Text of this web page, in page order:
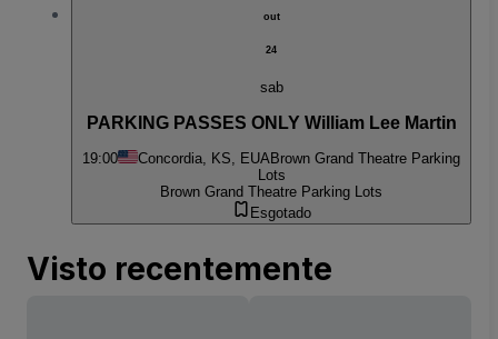
out
24
sab
PARKING PASSES ONLY William Lee Martin
19:00 Concordia, KS, EUABrown Grand Theatre Parking
Lots
Brown Grand Theatre Parking Lots
Esgotado
Visto recentemente